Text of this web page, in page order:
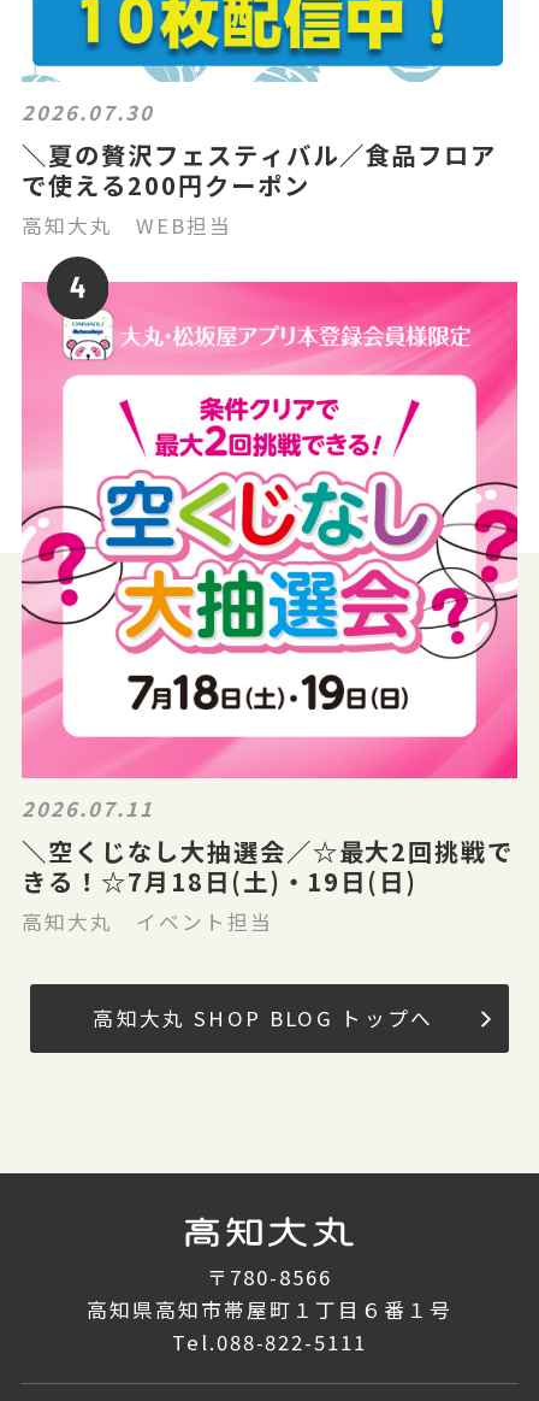
2026.07.30
＼夏の贅沢フェスティバル／食品フロア
で使える200円クーポン
高知大丸 WEB担当
2026.07.11
＼空くじなし大抽選会／☆最大2回挑戦で
きる！☆7月18日(土)・19日(日)
高知大丸 イベント担当
高知大丸 SHOP BLOG トップへ
〒780-8566
高知県高知市帯屋町１丁目６番１号
Tel.088-822-5111